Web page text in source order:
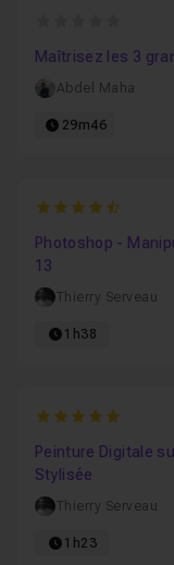
Maîtrisez les 3
Abdel Maha
29m46
4.9047619047619
Photoshop -
13
Thierry Serveau
1h38
5
Peinture Digitale
Stylisée
Thierry Serveau
1h23